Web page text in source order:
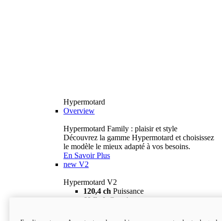
Hypermotard
Overview
Hypermotard Family : plaisir et style
Découvrez la gamme Hypermotard et choisissez
le modèle le mieux adapté à vos besoins.
En Savoir Plus
new V2
Hypermotard V2
120,4 ch Puissance
69 lb-ft
Couple
18 895 $